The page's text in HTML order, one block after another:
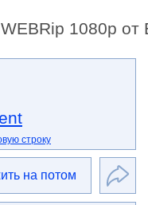
1080p от
строку
на потом